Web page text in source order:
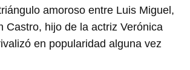
amoroso entre Luis Miguel,
Castro, hijo de la actriz Verónica
en popularidad alguna vez